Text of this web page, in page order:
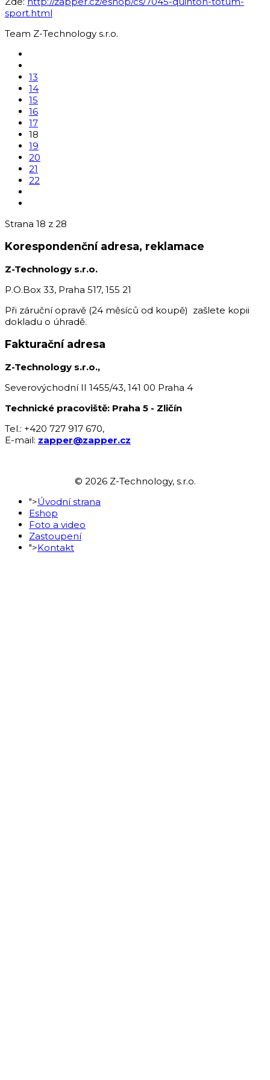
sport.html
Team Z-Technology s.r.o.
13
14
15
16
17
18
19
20
21
22
Strana 18 z 28
Korespondenční adresa, reklamace
Z-Technology s.r.o.
P.O.Box 33, Praha 517, 155 21
Při záruční opravě (24 měsíců od koupě) zašlete kopii
dokladu o úhradě.
Fakturační adresa
Z-Technology s.r.o.,
Severovýchodní II 1455/43, 141 00 Praha 4
Technické pracoviště: Praha 5 - Zličín
Tel.: +420 727 917 670,
E-mail: zapper@zapper.cz
© 2026 Z-Technology, s.r.o.
">Úvodní strana
Eshop
Foto a video
Zastoupení
">Kontakt